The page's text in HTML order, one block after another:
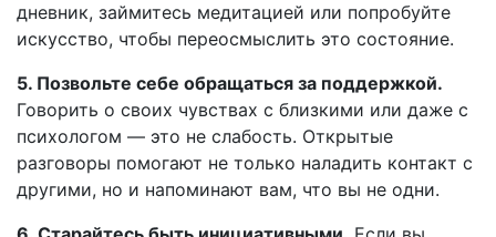
дневник, займитесь медитацией или попробуйте
искусство, чтобы переосмыслить это состояние.
5. Позвольте себе обращаться за поддержкой.
Говорить о своих чувствах с близкими или даже с
психологом — это не слабость. Открытые
разговоры помогают не только наладить контакт с
другими, но и напоминают вам, что вы не одни.